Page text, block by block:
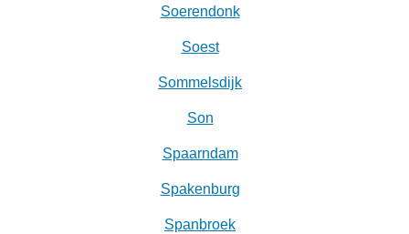
Soerendonk
Soest
Sommelsdijk
Son
Spaarndam
Spakenburg
Spanbroek